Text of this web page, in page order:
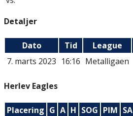
Detaljer
Dato Tid League
7. marts 2023 16:16 Metalligaen
Herlev Eagles
Placering G A H SOG PIM SA